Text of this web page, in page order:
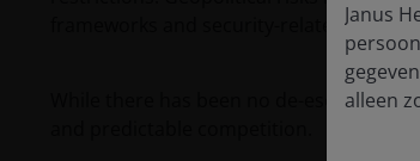
frameworks and security-related
While there has been no de-escalation
Janus
alleen